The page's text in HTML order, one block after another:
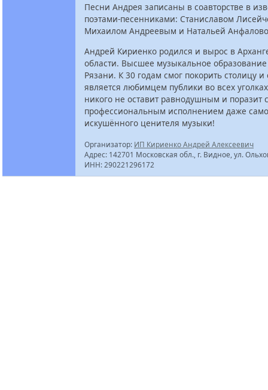
Песни Андрея записаны в соавторстве в
поэтами-песенниками: Станиславом
Михаилом Андреевым и Натальей
Андрей Кириенко родился и вырос в
области. Высшее музыкальное
Рязани. К 30 годам смог покорить столицу и
является любимцем публики во всех
никого не оставит равнодушным и поразит
профессиональным исполнением даже
искушённого ценителя музыки!
Организатор: ИП Кириенко Андрей Алексеевич
Адрес: 142701 Московская обл., г. Видное, ул.
ИНН: 290221296172